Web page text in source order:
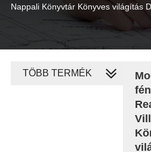
Nappali Könyvtár Könyves világítás
TÖBB TERMÉK